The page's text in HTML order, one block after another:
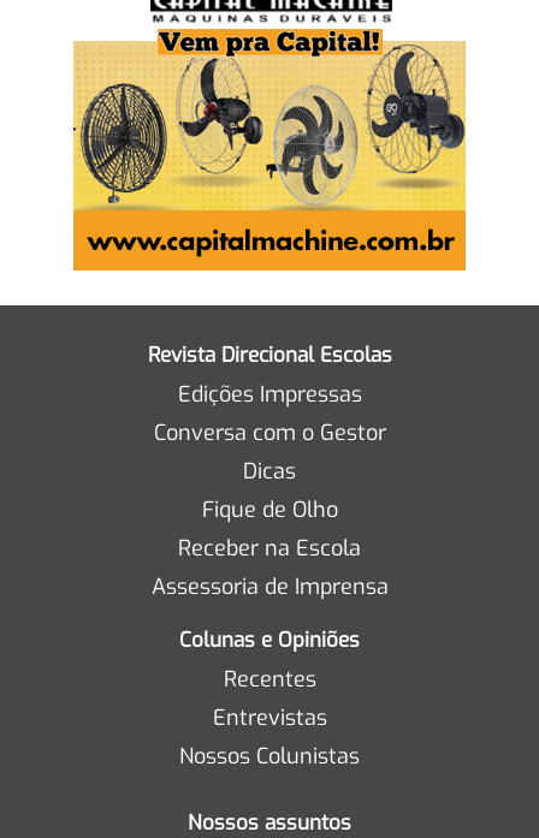
Revista Direcional Escolas
Edições Impressas
Conversa com o Gestor
Dicas
Fique de Olho
Receber na Escola
Assessoria de Imprensa
Colunas e Opiniões
Recentes
Entrevistas
Nossos Colunistas
Nossos assuntos